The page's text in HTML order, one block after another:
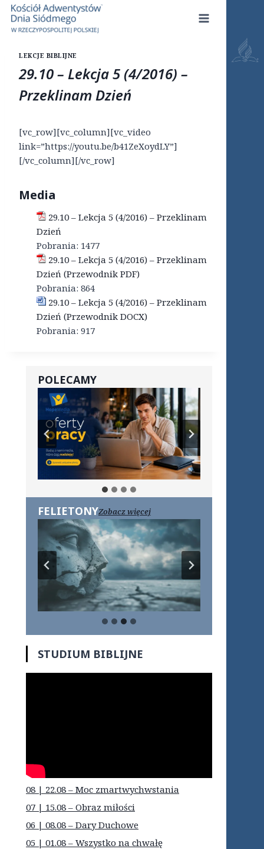
Przejdź
treści
LEKCJE BIBLIJNE
29.10 – Lekcja 5 (4/2016) –
Przeklinam Dzień
[vc_row][vc_column][vc_video
link=”https://youtu.be/b41ZeXoydLY”]
[/vc_column][/vc_row]
Media
29.10 – Lekcja 5 (4/2016) – Przeklinam
Dzień
Pobrania: 1477
29.10 – Lekcja 5 (4/2016) – Przeklinam
Dzień (Przewodnik PDF)
Pobrania: 864
29.10 – Lekcja 5 (4/2016) – Przeklinam
Dzień (Przewodnik DOCX)
Pobrania: 917
POLECAMY
FELIETONYZobacz więcej
STUDIUM BIBLIJNE
08 | 22.08 – Moc zmartwychwstania
07 | 15.08 – Obraz miłości
06 | 08.08 – Dary Duchowe
05 | 01.08 – Wszystko na chwałę